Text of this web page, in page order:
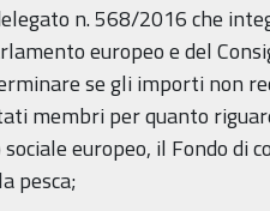
n. 568/2016 che
europeo e del
se gli importi non
membri per quanto
europeo, il Fondo di
pesca;